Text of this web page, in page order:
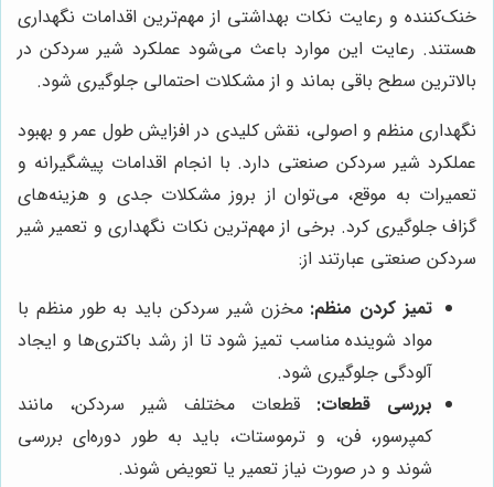
خنک‌کننده و رعایت نکات بهداشتی از مهم‌ترین اقدامات نگهداری
هستند. رعایت این موارد باعث می‌شود عملکرد شیر سردکن در
بالاترین سطح باقی بماند و از مشکلات احتمالی جلوگیری شود.
نگهداری منظم و اصولی، نقش کلیدی در افزایش طول عمر و بهبود
عملکرد شیر سردکن صنعتی دارد. با انجام اقدامات پیشگیرانه و
تعمیرات به موقع، می‌توان از بروز مشکلات جدی و هزینه‌های
گزاف جلوگیری کرد. برخی از مهم‌ترین نکات نگهداری و تعمیر شیر
سردکن صنعتی عبارتند از:
تمیز کردن منظم: مخزن شیر سردکن باید به طور منظم با
مواد شوینده مناسب تمیز شود تا از رشد باکتری‌ها و ایجاد
آلودگی جلوگیری شود.
بررسی قطعات: قطعات مختلف شیر سردکن، مانند
کمپرسور، فن، و ترموستات، باید به طور دوره‌ای بررسی
شوند و در صورت نیاز تعمیر یا تعویض شوند.